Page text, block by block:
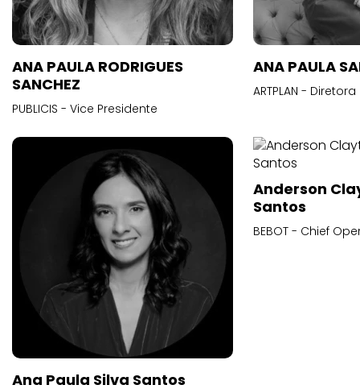
ANA PAULA RODRIGUES
SANCHEZ
PUBLICIS - Vice Presidente
ANA PAULA
ARTPLAN -
Ana Paula Silva Santos
Anderson
Santos
BEBOT - Chief